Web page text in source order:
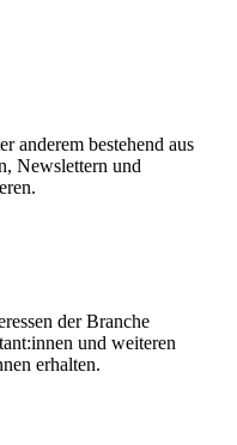
anderem bestehend aus
Newslettern und
der Branche
und weiteren
erhalten.